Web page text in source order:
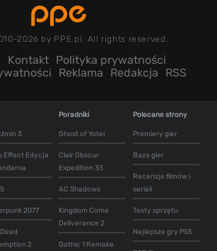
2026 by PPE.pl. All rights reserved.
Kontakt Polityka prywatności
Reklama Redakcja RSS
3
Effect Edycja
2077
2
Poradniki
Ghost of Yotei
Clair Obscur
Expedition 33
AC Shadows
Kingdom Come
Deliverance 2
Gothic 1 Remake
Polecane strony
Premiery gier
Baza gier
Recenzje filmów i
seriali
Testy sprzętu
Najlepsze gry PS5